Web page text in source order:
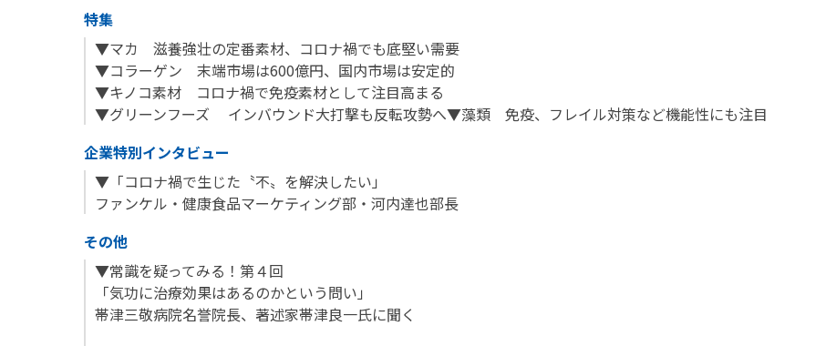
特集
▼マカ 滋養強壮の定番素材、コロナ禍でも底堅い需要
▼コラーゲン 末端市場は600億円、国内市場は安定的
▼キノコ素材 コロナ禍で免疫素材として注目高まる
▼グリーンフーズ インバウンド大打撃も反転攻勢へ▼藻類 免疫、フレイル対策など機能性にも注目
企業特別インタビュー
▼「コロナ禍で生じた〝不〟を解決したい」
ファンケル・健康食品マーケティング部・河内達也部長
その他
▼常識を疑ってみる！第４回
「気功に治療効果はあるのかという問い」
帯津三敬病院名誉院長、著述家帯津良一氏に聞く